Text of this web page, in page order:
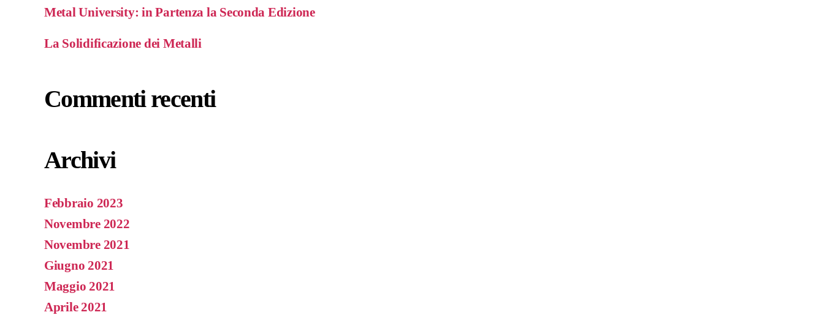
Metal University: in Partenza la Seconda Edizione
La Solidificazione dei Metalli
Commenti recenti
Archivi
Febbraio 2023
Novembre 2022
Novembre 2021
Giugno 2021
Maggio 2021
Aprile 2021